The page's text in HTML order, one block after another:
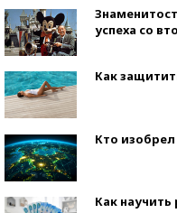
успеха со
Как
Кто изобрел
Как